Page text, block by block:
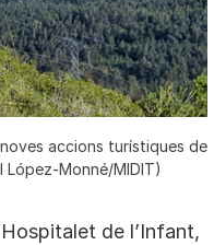
accions turístiques de
López-Monné/MIDIT)
de l’Infant,